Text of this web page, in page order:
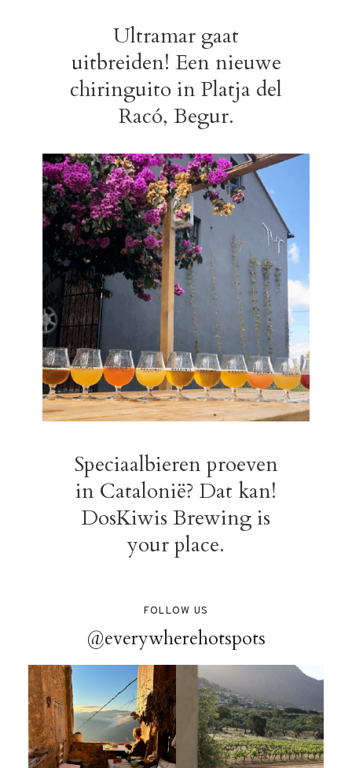
Ultramar gaat
uitbreiden! Een nieuwe
chiringuito in Platja del
Racó, Begur.
Speciaalbieren proeven
in Catalonië? Dat kan!
DosKiwis Brewing is
your place.
FOLLOW US
@everywherehotspots